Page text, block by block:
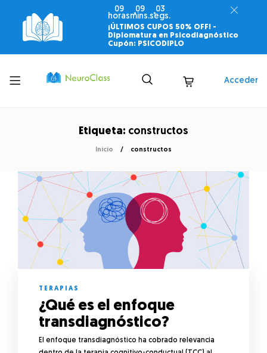
09
horas
09
mins.
03
segs.
¡ÚLTIMOS CUPOS 50% OFF! -
Diplomatura en Psicodiagnóstico
Cupón: PSICODIPLO
Toggle
menu
Acceder
Etiqueta: constructos
Inicio constructos
TERAPIAS
¿Qué es el enfoque
transdiagnóstico?
El enfoque transdiagnóstico ha cobrado relevancia